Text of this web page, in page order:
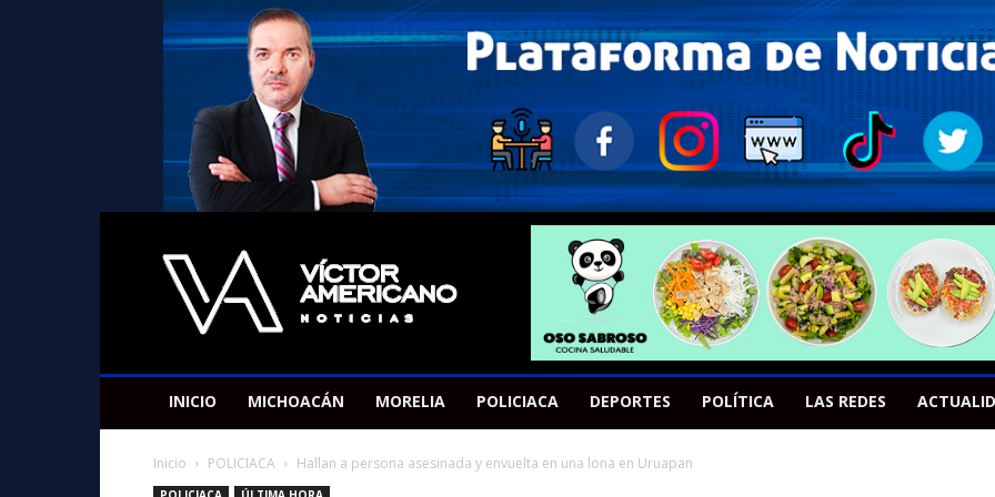
Americano
Victor
INICIO MICHOACÁN MORELIA POLICIACA DEPORTES POLÍTICA LAS REDES
Inicio POLICIACA Hallan a persona asesinada y envuelta en una lona en Uruapan